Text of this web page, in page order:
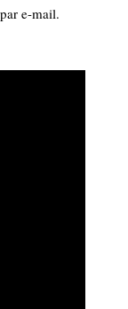
e-mail.